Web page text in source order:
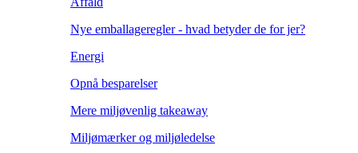
Nye emballageregler - hvad betyder de for jer?
Energi
Opnå besparelser
Mere miljøvenlig takeaway
Miljømærker og miljøledelse